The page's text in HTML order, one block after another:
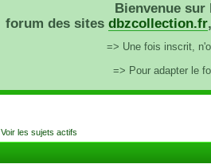
Bienvenue
forum des sites dbzcollection.fr
=> Une fois inscrit,
=> Pour adapter le
Voir les sujets actifs